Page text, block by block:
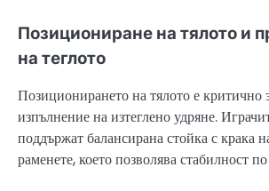
Позициониране на тялото и
на теглото
Позиционирането на тялото е критично
изпълнение на изтеглено удряне.
поддържат балансирана стойка с крака
раменете, което позволява стабилност